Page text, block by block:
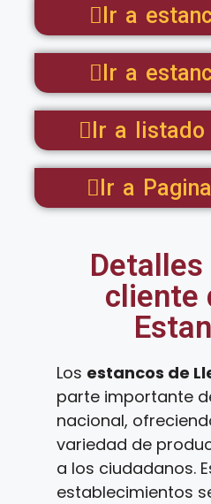
Ir a
Ir a
Ir a
Ir a
Detalles
cliente
Los estancos de
parte importante
nacional,
variedad de
a los ciudadanos.
establecimientos